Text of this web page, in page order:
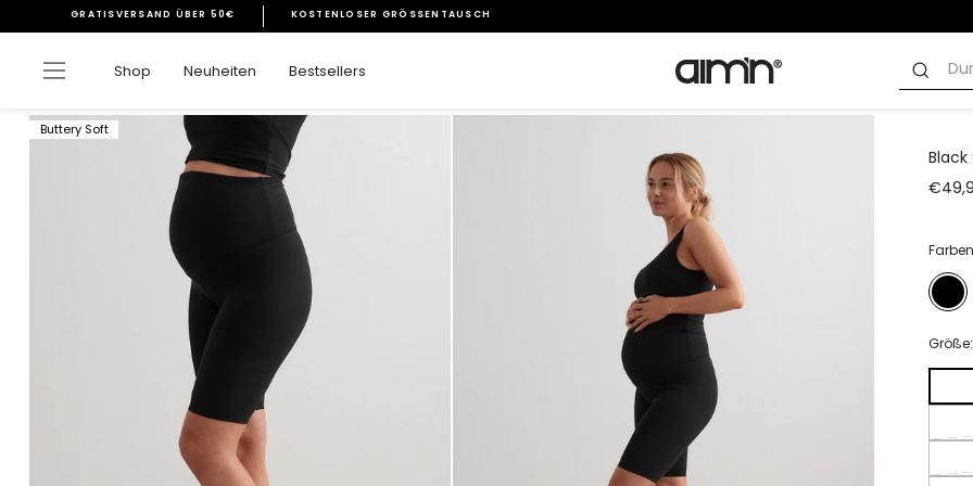
zum
Diashow
GRATISVERSAND ÜBER 50€ KOSTENLOSER GRÖSSENTAUSCH
Seitennavigation
Shop Neuheiten Bestsellers
Buttery Soft
Black